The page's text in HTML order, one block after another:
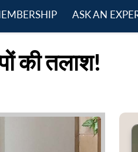
ASK AN
की तलाश!